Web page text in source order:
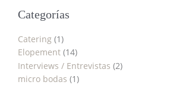
Categorías
Catering (1)
Elopement (14)
Interviews / Entrevistas (2)
micro bodas (1)